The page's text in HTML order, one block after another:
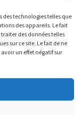
des technologies telles que
des appareils. Le fait
des données telles
sur ce site. Le fait de ne
un effet négatif sur